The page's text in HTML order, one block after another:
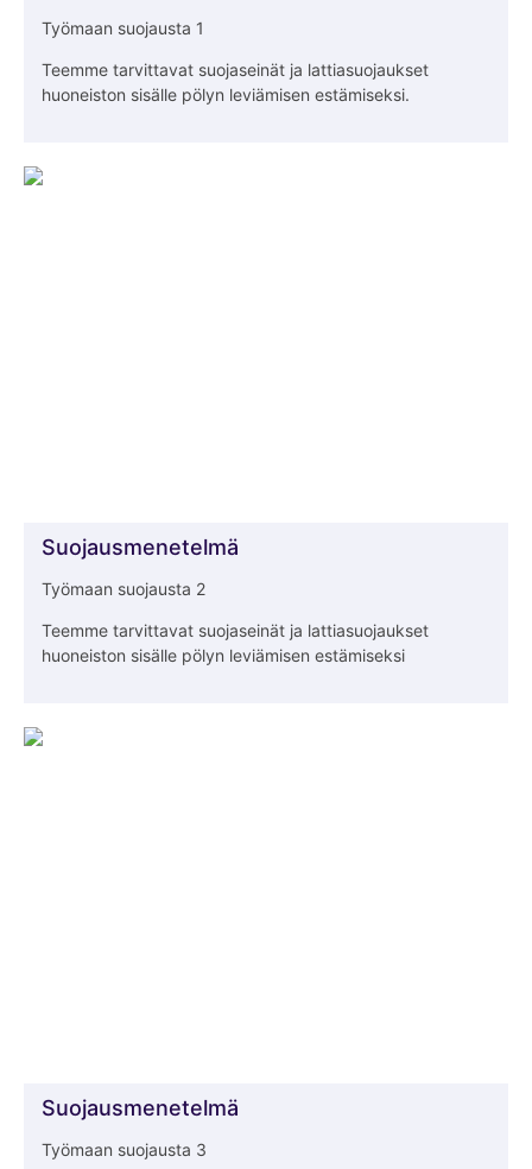
Työmaan suojausta 1
Teemme tarvittavat suojaseinät ja lattiasuojaukset
huoneiston sisälle pölyn leviämisen estämiseksi.
Suojausmenetelmä
Työmaan suojausta 2
Teemme tarvittavat suojaseinät ja lattiasuojaukset
huoneiston sisälle pölyn leviämisen estämiseksi
Suojausmenetelmä
Työmaan suojausta 3